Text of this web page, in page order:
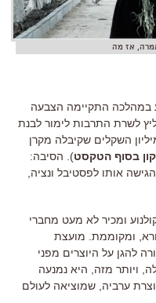
אז מה
במהלכה התקיימה הצבעה
ברוב של 12 נגד 3, להמליץ לשרת התרבות לימור לבנת
מיליון השקלים שקיבלה מקרן
בסוף הטקסט). הסיבה:
אותו לפסטיבל ונציה,
ומכיר לא מעט מחברי
ומקוממת. מועצת
להגן על היוצרים מפני
ויותר מזה, היא נמנעה
ערביה, שמוציאה לעולם